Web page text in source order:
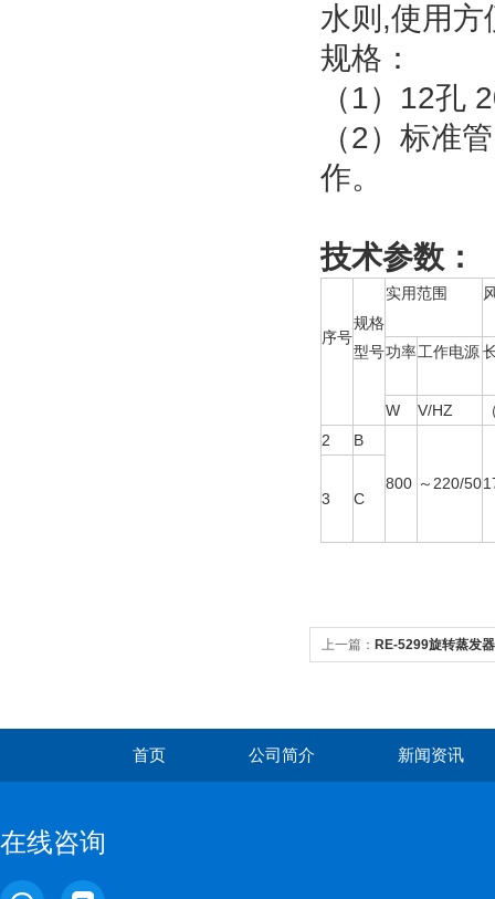
水则,使用方
规格：
（1）12孔
（2）标准
作。
技术参数：
序号
规格
型号
实用范围
功率工作电源
W V/HZ
2
B
800 ～220/50
3
C
上一篇： RE-5299旋转蒸发
首页 公司简介 新闻资讯
在线咨询